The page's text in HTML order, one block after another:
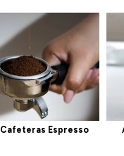
Cafeteras Espresso